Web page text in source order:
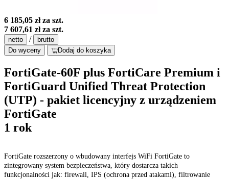
6 185,05 złza szt.
7 607,61 złza szt.
netto /
brutto
Do wyceny
Dodaj do koszyka
FortiGate-60F plus FortiCare Premium i
FortiGuard Unified Threat Protection
(UTP) - pakiet licencyjny z urządzeniem
FortiGate
1 rok
FortiGate rozszerzony o wbudowany interfejs WiFi FortiGate to
zintegrowany system bezpieczeństwa, który dostarcza takich
funkcjonalności jak: firewall, IPS (ochrona przed atakami), filtrowanie